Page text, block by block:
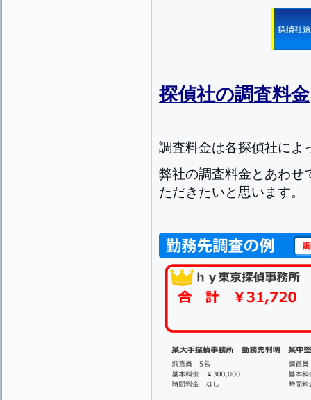
探偵社の調査料金
調査料金は各探偵社によ
弊社の調査料金とあわせ
ただきたいと思います。